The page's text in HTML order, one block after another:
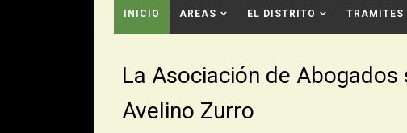
INICIO AREAS EL DISTRITO TRAMITES
La Asociación de
Avelino Zurro